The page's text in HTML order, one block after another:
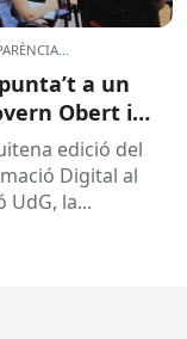
a un
Obert i
edició del
Digital al
UdG, la...